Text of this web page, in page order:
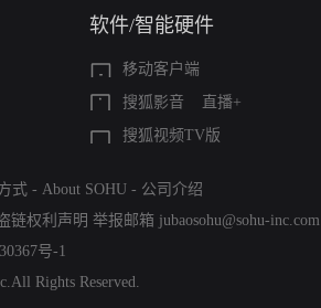
软件/智能硬件
移动客户端
搜狐影音
直播+
搜狐视频TV版
式 - About SOHU - 公司介绍
链权利声明 举报邮箱 jubaosohu@sohu-inc.com
号-1
Rights Reserved.